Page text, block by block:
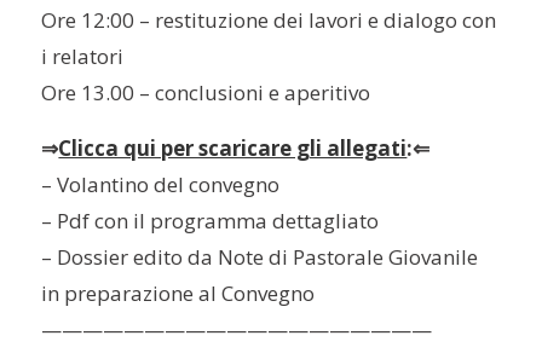
Ore 12:00 – restituzione dei lavori e dialogo con
i relatori
Ore 13.00 – conclusioni e aperitivo
⇒Clicca qui per scaricare gli allegati:⇐
– Volantino del convegno
– Pdf con il programma dettagliato
– Dossier edito da Note di Pastorale Giovanile
in preparazione al Convegno
———————————————————